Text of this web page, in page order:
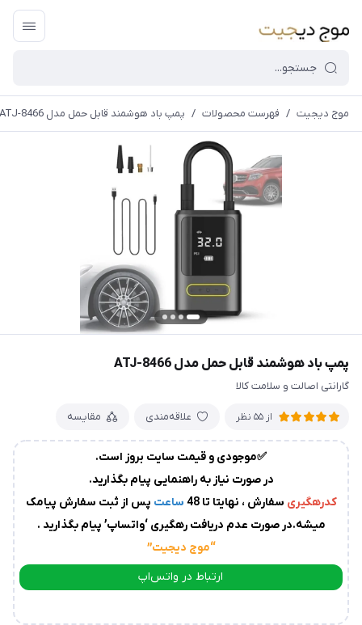
قیمت و
سایت بروز
زمان
آماده
سازی و
سفارشات،بین
کاریمی
باشد.
موج دیجیت / فهرست محصولات / پمپ باد هوشمند قابل حمل مدل ATJ-8466
پمپ باد هوشمند قابل حمل مدل ATJ-8466
گارانتی اصالت و سلامت کالا
از 55 نظر علاقه‌مندی مقایسه
✅موجودی و قیمت سایت بروز است.
در صورت نیاز به راهنمایی پیام بگذارید.
کدرهگیری سفارش ، نهایتا تا 48 ساعت پس از ثبت سفارش پیامک
میشه.در صورت عدم دریافت رهگیری ‘واتساپ’ پیام بگذارید .
“موج دیجیت”
ارتباط در واتس‌اپ